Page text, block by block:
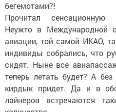
бегемотами?!
Прочитал сенсационную
Неужто в Международной
авиации, той самой ИКАО,
индивиды собрались, что
сидят. Ныне все
теперь летать будет? А
кирдык придет. Да и в
лайнеров встречаются